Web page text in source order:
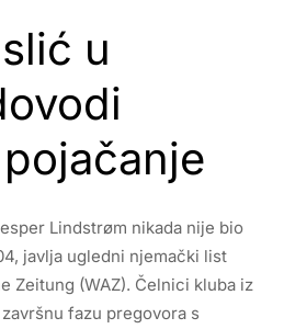
u
Lindstrøm nikada nije bio
javlja ugledni njemački list
Zeitung (WAZ). Čelnici kluba iz
fazu pregovora s